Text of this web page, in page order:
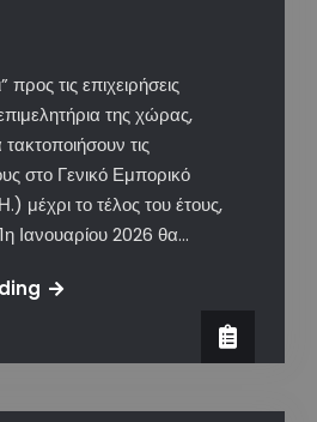
τις επιχειρήσεις
της χώρας,
τις
στο Γενικό Εμπορικό
το τέλος του έτους,
Ιανουαρίου 2026 θα…
Επιμελητήρια
τις